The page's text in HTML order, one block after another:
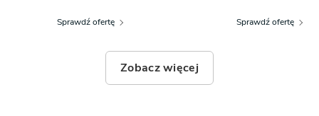
Sprawdź ofertę Sprawdź ofertę
Zobacz więcej